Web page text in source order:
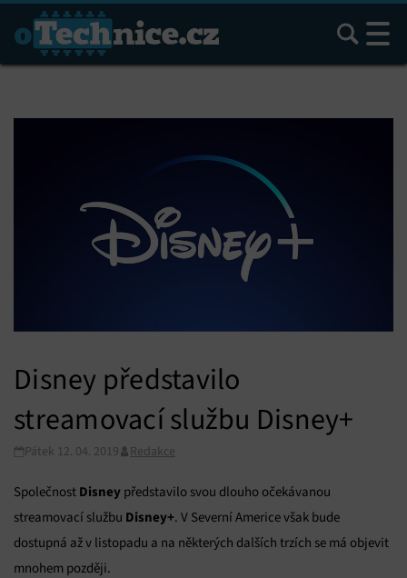
Hledat
Disney představilo
streamovací službu Disney+
Pátek 12. 04. 2019 Redakce
Společnost Disney představilo svou dlouho očekávanou
streamovací službu Disney+. V Severní Americe však bude
dostupná až v listopadu a na některých dalších trzích se má objevit
mnohem později.